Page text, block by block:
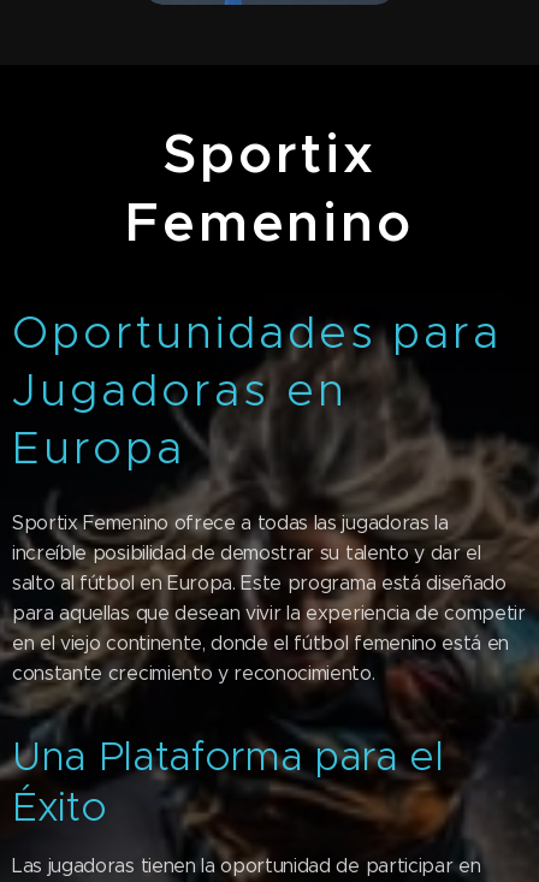
Sportix
Femenino
Oportunidades para
Jugadoras en
Europa
Sportix Femenino ofrece a todas las jugadoras la
increíble posibilidad de demostrar su talento y dar el
salto al fútbol en Europa. Este programa está diseñado
para aquellas que desean vivir la experiencia de competir
en el viejo continente, donde el fútbol femenino está en
constante crecimiento y reconocimiento.
Una Plataforma para el
Éxito
Las jugadoras tienen la oportunidad de participar en